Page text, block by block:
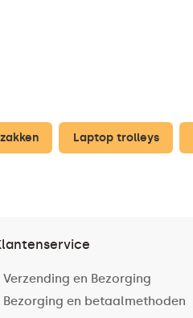
Laptop trolleys
Verzending en Bezorging
Bezorging en betaalmethoden